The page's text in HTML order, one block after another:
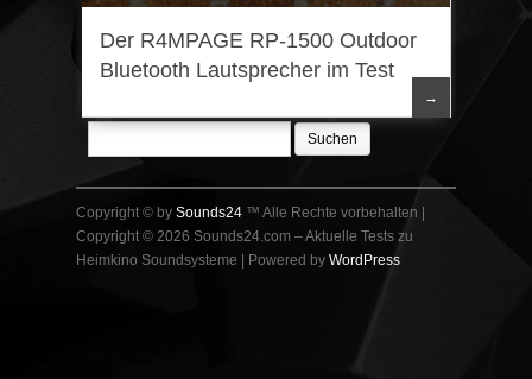
Der R4MPAGE RP-1500 Outdoor
Bluetooth Lautsprecher im Test
→
Suchen
nach:
Copyright © by Sounds24 ™ Alle Rechte vorbehalten |
Copyright © 2026 Sounds24.com – Aktuelle Tests zu
Heimkino Soundsysteme | Powered by WordPress